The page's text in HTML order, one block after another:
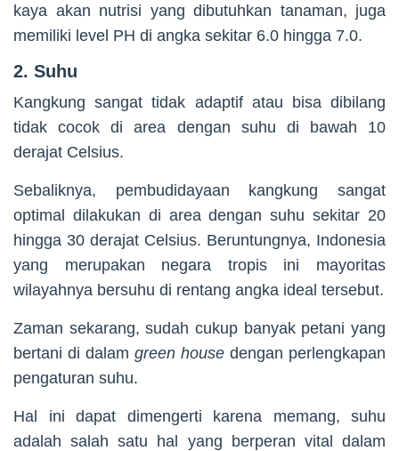
kaya akan nutrisi yang dibutuhkan tanaman, juga
memiliki level PH di angka sekitar 6.0 hingga 7.0.
2. Suhu
Kangkung sangat tidak adaptif atau bisa dibilang
tidak cocok di area dengan suhu di bawah 10
derajat Celsius.
Sebaliknya, pembudidayaan kangkung sangat
optimal dilakukan di area dengan suhu sekitar 20
hingga 30 derajat Celsius. Beruntungnya, Indonesia
yang merupakan negara tropis ini mayoritas
wilayahnya bersuhu di rentang angka ideal tersebut.
Zaman sekarang, sudah cukup banyak petani yang
bertani di dalam green house dengan perlengkapan
pengaturan suhu.
Hal ini dapat dimengerti karena memang, suhu
adalah salah satu hal yang berperan vital dalam